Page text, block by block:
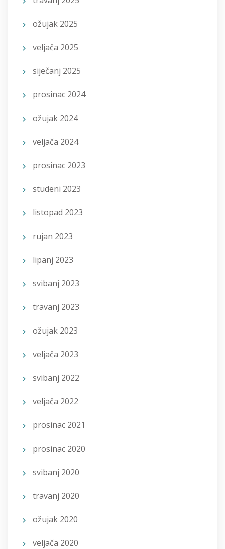
ožujak 2025
veljača 2025
siječanj 2025
prosinac 2024
ožujak 2024
veljača 2024
prosinac 2023
studeni 2023
listopad 2023
rujan 2023
lipanj 2023
svibanj 2023
travanj 2023
ožujak 2023
veljača 2023
svibanj 2022
veljača 2022
prosinac 2021
prosinac 2020
svibanj 2020
travanj 2020
ožujak 2020
veljača 2020